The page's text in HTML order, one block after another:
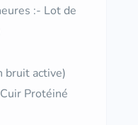
:- Lot de
bruit active)
Protéiné